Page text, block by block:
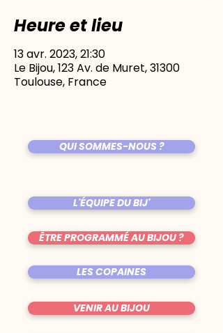
Heure et lieu
13 avr. 2023, 21:30
Le Bijou, 123 Av. de Muret, 31300
Toulouse, France
QUI SOMMES-NOUS ?
L'ÉQUIPE DU BIJ'
ÊTRE PROGRAMMÉ AU BIJOU ?
LES COPAINES
VENIR AU BIJOU